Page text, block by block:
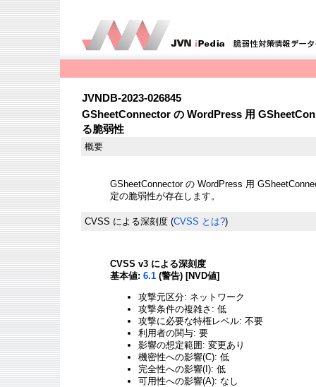
JVNDB-2023-026845
GSheetConnector の WordPress 用
る脆弱性
概要
GSheetConnector の WordPress 用
定の脆弱性が存在します。
CVSS による深刻度 (CVSS とは?)
CVSS v3 による深刻度
基本値: 6.1 (警告) [NVD値]
攻撃元区分: ネットワーク
攻撃条件の複雑さ: 低
攻撃に必要な特権レベル: 不要
利用者の関与: 要
影響の想定範囲: 変更あり
機密性への影響(C): 低
完全性への影響(I): 低
可用性への影響(A): なし